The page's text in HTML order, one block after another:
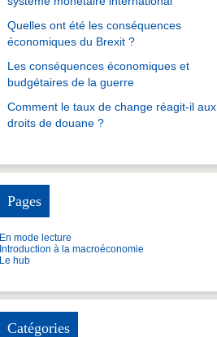
Quelles ont été les conséquences
économiques du Brexit ?
Les conséquences économiques et
budgétaires de la guerre
Comment le taux de change réagit-il aux
droits de douane ?
Pages
En mode lecture
Introduction à la macroéconomie
Le hub
Catégories